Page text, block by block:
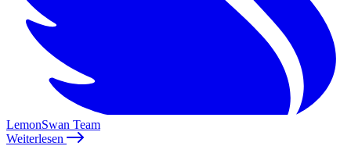
LemonSwan Team
Weiterlesen